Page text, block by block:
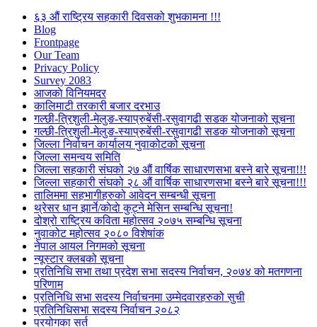
६३ औं राष्ट्रिय सहकारी दिवसको शुभकामना !!!
Blog
Frontpage
Our Team
Privacy Policy
Survey 2083
आजकाे विनियमदर
कालिमाटी तरकारी बजार दरभाउ
गल्छी-त्रिशुली-मेलुङ-स्याप्रुबेंसी-रसुवागढी सडक योजनाको सूचना
गल्छी-त्रिशुली-मेलुङ-स्याप्रुबेंसी-रसुवागढी सडक योजनाको सूचना
जिल्ला निर्वाचन कार्यालय नुवाकोटको सूचना
जिल्ला समन्वय समिति
जिल्ला सहकारी संघको २७ औं वार्षिक साधारणसभा बस्ने बारे सूचना!!!
जिल्ला सहकारी संघको २८ औं वार्षिक साधारणसभा बस्ने बारे सूचना!!!
तालिममा सहभागीहरुको आवेदन सम्बन्धी सूचना
थ्रेसर धान झार्ने/काेदाे कुट्ने मेसिन सम्बन्धि सूचना!
दोश्रो राष्ट्रिय कविता महोत्सव २०७५ सम्बन्धि सूचना
नुवाकोट महोत्सव २०८० विशेषांक
नेपाल आयल निगमको सूचना
न्यूस्टार क्लबको सूचना
प्रतिनिधि सभा तथा प्रदेश सभा सदस्य निर्वाचन, २०७४ को मतगणना
परिणाम
प्रतिनिधि सभा सदस्य निर्वाचनमा उम्मेदवारहरुको सुची
प्रतिनिधिसभा सदस्य निर्वाचन २०८२
प्रयोगका सर्त